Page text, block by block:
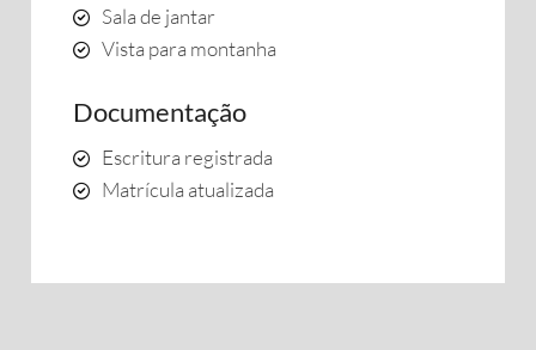
Sala de jantar
Vista para montanha
Documentação
Escritura registrada
Matrícula atualizada